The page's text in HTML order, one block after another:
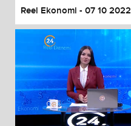
Reel Ekonomi - 07 10 2022